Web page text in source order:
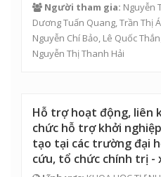
Người tham gia: Nguyễn
Dương Tuấn Quang,Trần Thị
Nguyễn Chí Bảo, Lê Quốc
Nguyễn Thị Thanh Hải
Hỗ trợ hoạt động, liên
chức hỗ trợ khởi
tạo tại các trường đại
cứu, tổ chức chính trị -